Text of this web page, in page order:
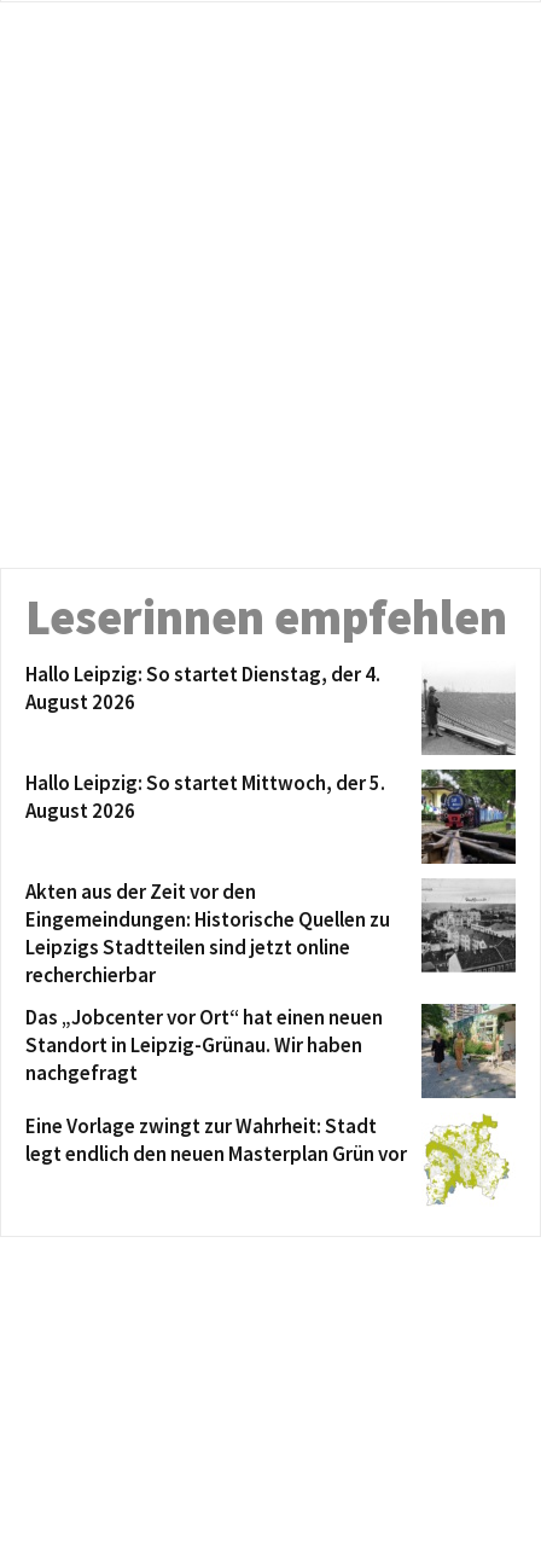
Leserinnen empfehlen
Hallo Leipzig: So startet Dienstag, der 4.
August 2026
Hallo Leipzig: So startet Mittwoch, der 5.
August 2026
Akten aus der Zeit vor den
Eingemeindungen: Historische Quellen zu
Leipzigs Stadtteilen sind jetzt online
recherchierbar
Das „Jobcenter vor Ort“ hat einen neuen
Standort in Leipzig-Grünau. Wir haben
nachgefragt
Eine Vorlage zwingt zur Wahrheit: Stadt
legt endlich den neuen Masterplan Grün vor